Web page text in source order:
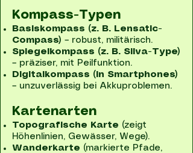
Kompass-Typen
Basiskompass (z. B. Lensatic-
Compass) – robust, militärisch.
Spiegelkompass (z. B. Silva-Type)
– präziser, mit Peilfunktion.
Digitalkompass (in Smartphones)
– unzuverlässig bei Akkuproblemen.
Kartenarten
Topografische Karte (zeigt
Höhenlinien, Gewässer, Wege).
Wanderkarte (markierte Pfade,